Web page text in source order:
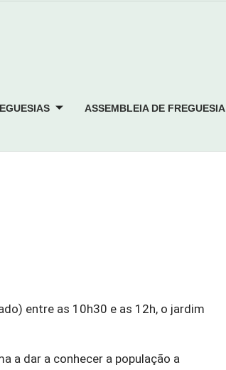
ASSEMBLEIA DE FREGUESIA
entre as 10h30 e as 12h, o jardim
a dar a conhecer a população a